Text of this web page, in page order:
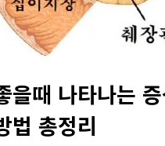
을때 나타나는
법 총정리